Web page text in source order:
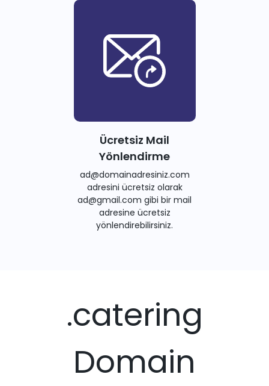
Ücretsiz Mail
Yönlendirme
ad@domainadresiniz.com
adresini ücretsiz olarak
ad@gmail.com gibi bir mail
adresine ücretsiz
yönlendirebilirsiniz.
.catering
Domain